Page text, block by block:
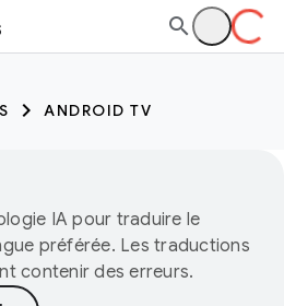
ANDROID TV
IA pour traduire le
préférée. Les traductions
contenir des erreurs.